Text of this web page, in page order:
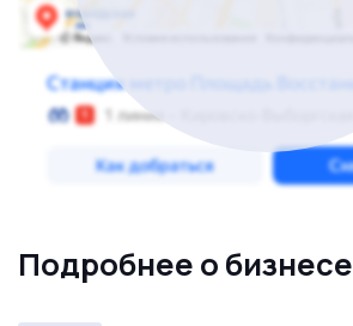
красивый бизнес, с
получения пассивного дохода в
рублей в месяц. За подробностями
представителю владельца бизнеса.
Подробнее о бизнесе